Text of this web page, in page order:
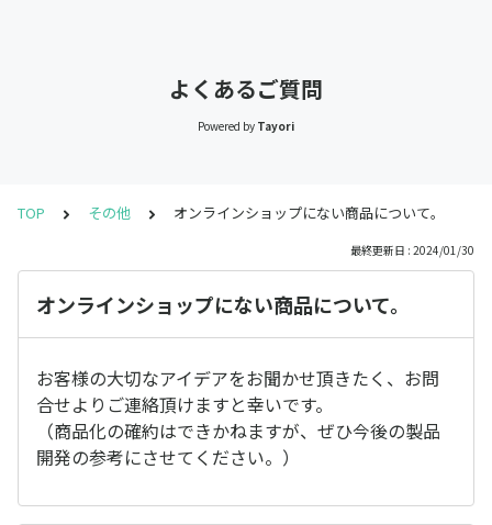
よくあるご質問
Powered by Tayori
TOP その他 オンラインショップにない商品について。
最終更新日 : 2024/01/30
オンラインショップにない商品について。
お客様の大切なアイデアをお聞かせ頂きたく、お問
合せよりご連絡頂けますと幸いです。
（商品化の確約はできかねますが、ぜひ今後の製品
開発の参考にさせてください。）